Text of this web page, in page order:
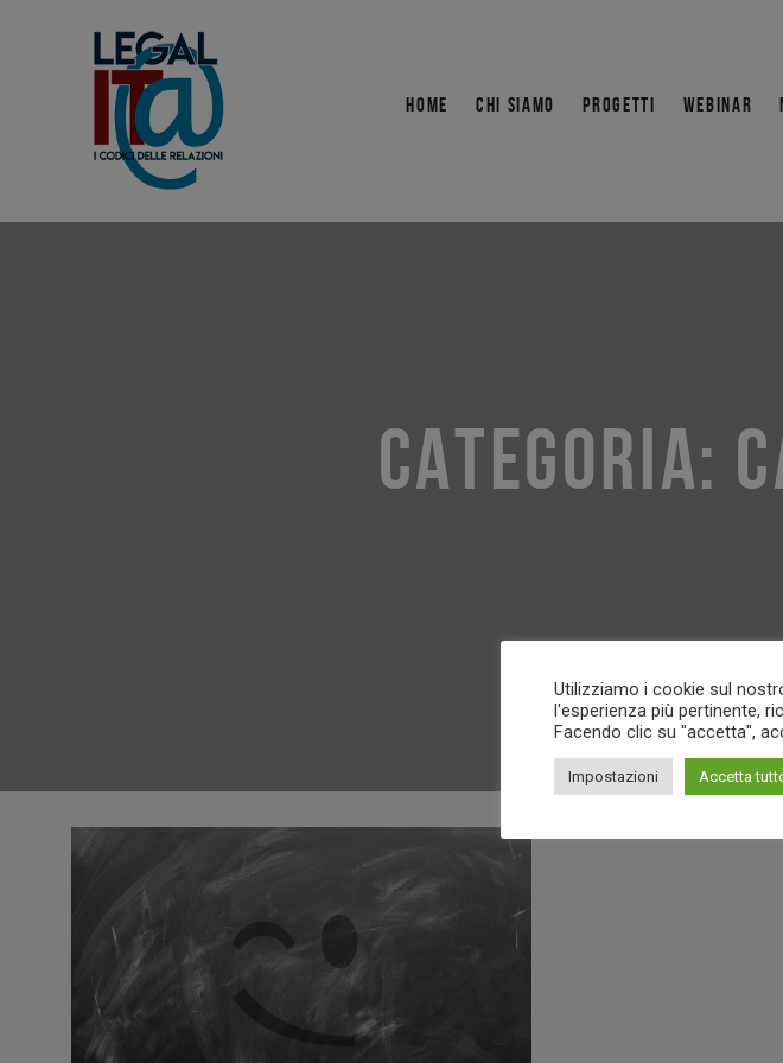
HOME CHI SIAMO PROGETTI WEBINAR
CATEGORIA:
Utilizziamo i cookie sul
l'esperienza più pertinente,
Facendo clic su "accetta",
Impostazioni Accetta